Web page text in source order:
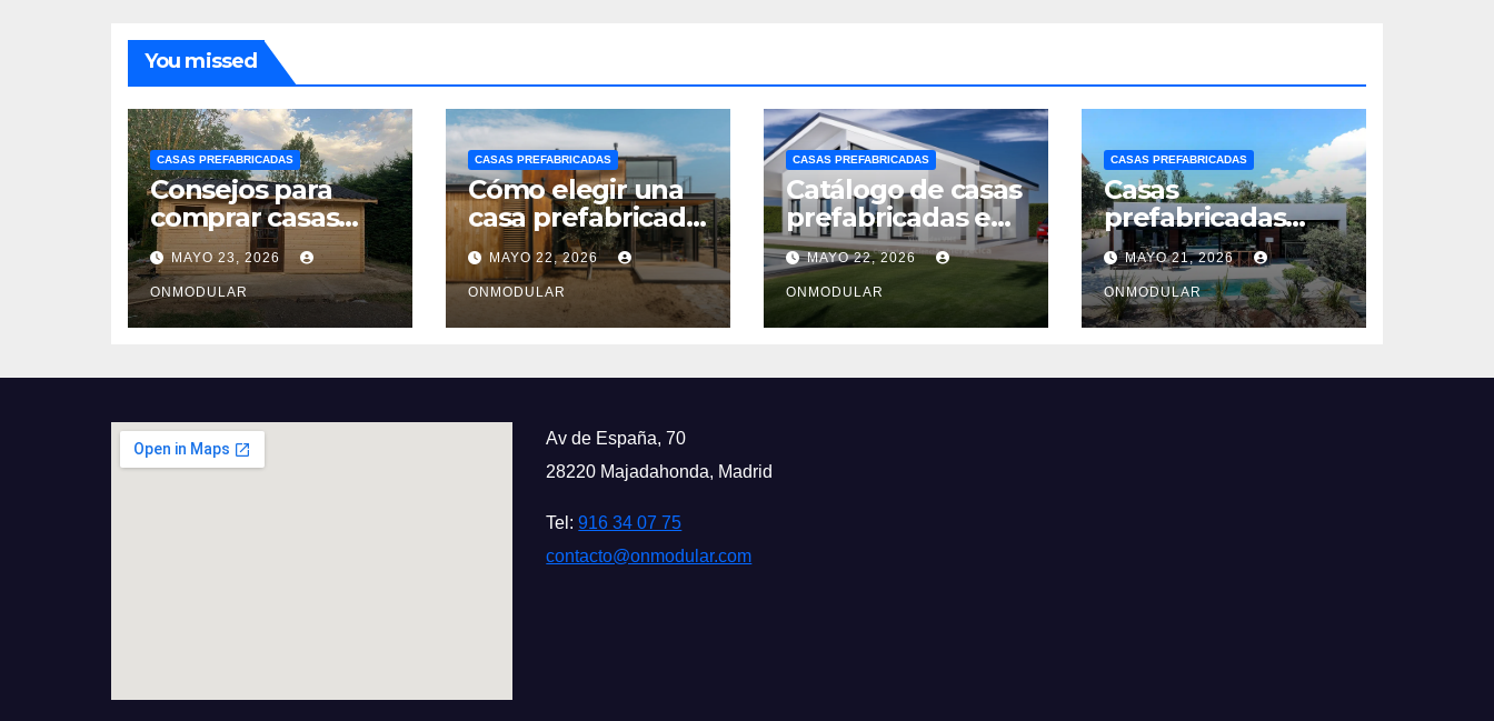
You missed
CASAS PREFABRICADAS
Consejos para
comprar casas
prefabricadas
baratas usadas
MAYO 23, 2026
ONMODULAR
CASAS PREFABRICADAS
Cómo elegir una
casa prefabricada
barata y moderna
MAYO 22, 2026
ONMODULAR
CASAS PREFABRICADAS
Catálogo de casas
prefabricadas en
Galicia 2024
MAYO 22, 2026
ONMODULAR
CASAS PREFABRICADAS
Casas
prefabricadas
todo incluido en
Barcelona
MAYO 21, 2026
ONMODULAR
Av de España, 70
28220 Majadahonda, Madrid
Tel:916 34 07 75
contacto@onmodular.com